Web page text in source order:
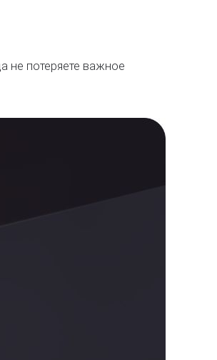
не потеряете важное